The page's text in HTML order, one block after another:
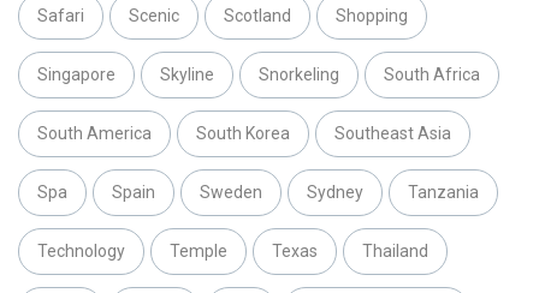
Safari Scenic Scotland Shopping
Singapore Skyline Snorkeling South Africa
South America South Korea Southeast Asia
Spa Spain Sweden Sydney Tanzania
Technology Temple Texas Thailand